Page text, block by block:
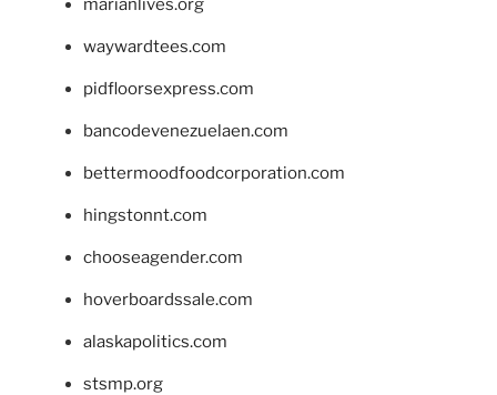
marianlives.org
waywardtees.com
pidfloorsexpress.com
bancodevenezuelaen.com
bettermoodfoodcorporation.com
hingstonnt.com
chooseagender.com
hoverboardssale.com
alaskapolitics.com
stsmp.org